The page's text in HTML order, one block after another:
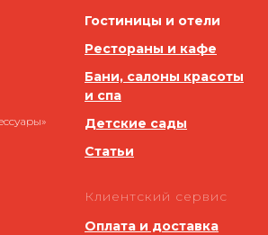
Гостиницы и отели
Рестораны и кафе
Бани, салоны красоты
и спа
Детские сады
Статьи
Клиентский сервис
Оплата и доставка